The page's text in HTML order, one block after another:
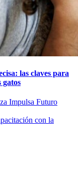
las claves para
gatos
Impulsa Futuro
con la